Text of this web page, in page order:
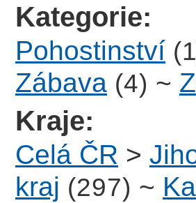
Kategorie:
Pohostinství
Zábava (4) ~
Kraje:
Celá ČR >
kraj (297) ~